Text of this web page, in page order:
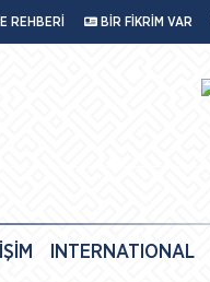
REHBERİ BİR FİKRİM VAR
INTERNATIONAL